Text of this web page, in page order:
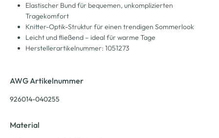
Elastischer Bund für bequemen, unkomplizierten
Tragekomfort
Knitter-Optik-Struktur für einen trendigen Sommerlook
Leicht und fließend – ideal für warme Tage
Herstellerartikelnummer: 1051273
AWG Artikelnummer
926014-040255
Material